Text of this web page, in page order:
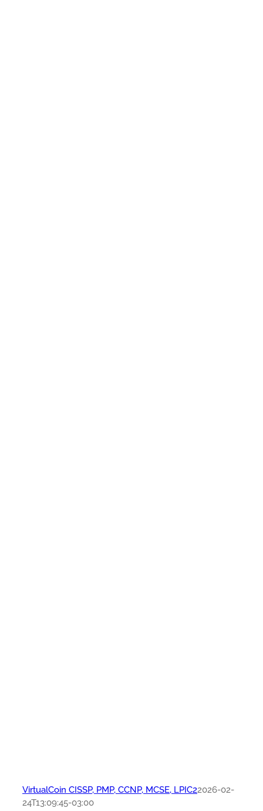
VirtualCoin CISSP, PMP, CCNP, MCSE, LPIC22026-02-
24T13:09:45-03:00